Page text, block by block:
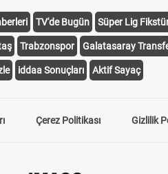
TV'de Bugün Süper Lig
Trabzonspor Galatasaray
iddaa Sonuçları Aktif Sayaç
Çerez Politikası Gizlilik